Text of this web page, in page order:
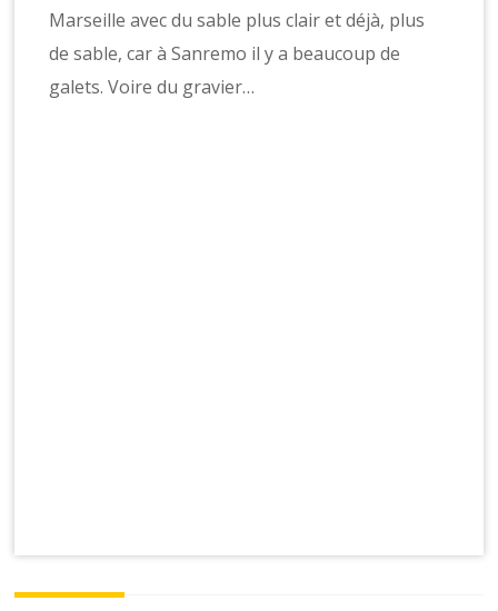
Marseille avec du sable plus clair et déjà, plus
de sable, car à Sanremo il y a beaucoup de
galets. Voire du gravier…